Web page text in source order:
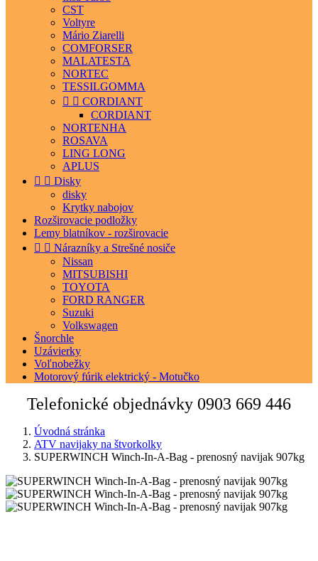
CST
Voltyre
Mário Ziarelli
COMFORSER
MALATESTA
NORTEC
TESSILGOMMA
  CORDIANT
CORDIANT
NORTENHA
ROSAVA
LING LONG
APLUS
  Disky
disky
Krytky nabojov
Rozširovacie podložky
Lemy blatníkov - rozširovacie
  Nárazníky a Strešné nosiče
Nissan
MITSUBISHI
TOYOTA
FORD RANGER
Suzuki
Volkswagen
Šnorchle
Uzávierky
Voľnobežky
Motorový fúrik elektrický - Motučko
Telefonické objednávky 0903 669 446
Úvodná stránka
ATV navijaky na štvorkolky
SUPERWINCH Winch-In-A-Bag - prenosný navijak 907kg